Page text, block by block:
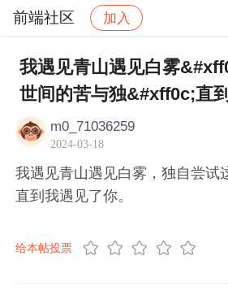
前端社区 加入
社区 前端社区 感慨 帖
我遇见青山遇见白雾
世间的苦与独&#xff0c;直
m0_71036259
2024-03-18
我遇见青山遇见白雾，独自尝试
直到我遇见了你。
给本帖投票